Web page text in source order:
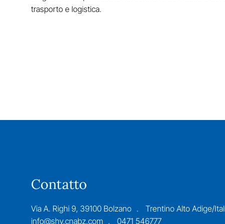
trasporto e logistica.
Contatto
Via A. Righi 9, 39100 Bolzano
Trentino Alto Adige/
info@shv.cnabz.com
0471 546777